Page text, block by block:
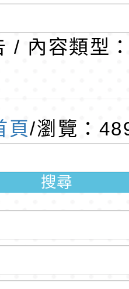
園區農業
農教育專
，歡迎已
園市桃
學年度「
學年度國
教師甄選
額)
學年度
教師甄選
缺額)
生及幼兒
版)與學
政府政風
手，綠能
片
70歲以上
「吃得安
休同仁踴
學專業論
好老師：
淨零綠領
巡迴班
取公告
優質教
/ 內容類型
頁/瀏覽：
搜尋